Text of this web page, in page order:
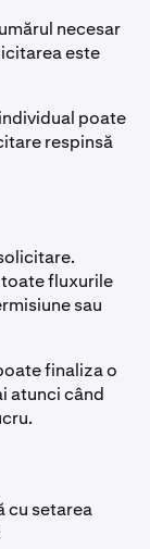
necesar
este
poate
respinsă
toate fluxurile
sau
finaliza o
atunci când
cu setarea